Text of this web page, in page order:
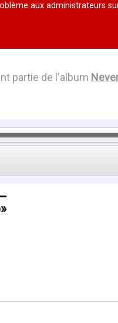
aux administrateurs
partie de l'album